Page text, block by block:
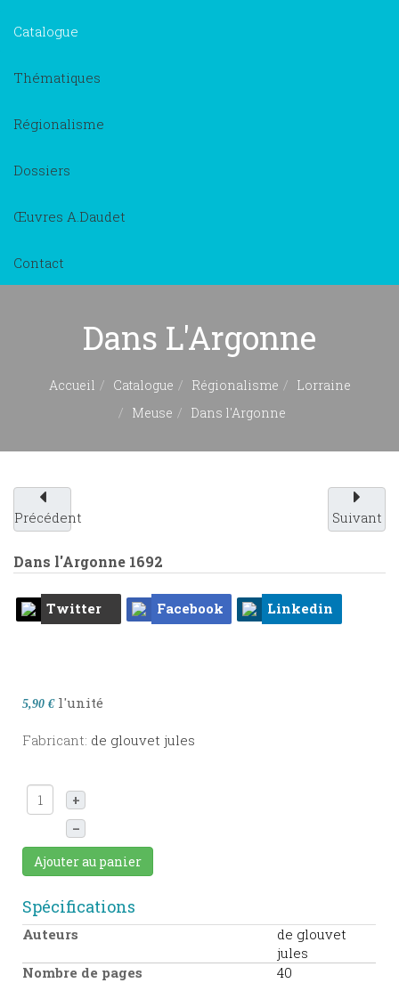
Catalogue
Thématiques
Régionalisme
Dossiers
Œuvres A.Daudet
Contact
Dans L'Argonne
Accueil Catalogue Régionalisme
Lorraine
Meuse
Dans l'Argonne
Précédent Suivant
Dans l'Argonne 1692
Twitter Facebook Linkedin
5,90 € l'unité
Fabricant: de glouvet jules
+
–
Ajouter au panier
Spécifications
Auteurs
de glouvet
jules
Nombre de pages
40